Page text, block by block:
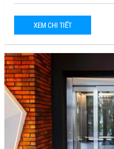
XEM CHI TIẾT